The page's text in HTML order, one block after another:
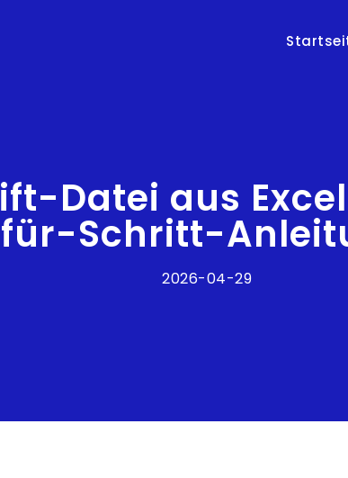
Datei aus
für-Schritt-
2026-04-29